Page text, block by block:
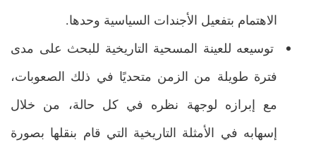
الاهتمام بتفعيل الأجندات السياسية وحدها.
توسيعه للعينة المسحية التاريخية للبحث على مدى
فترة طويلة من الزمن متحديًا في ذلك الصعوبات،
مع إبرازه لوجهة نظره في كل حالة، من خلال
إسهابه في الأمثلة التاريخية التي قام بنقلها بصورة